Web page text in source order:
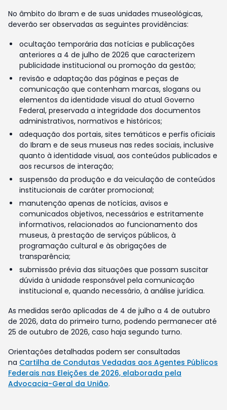
No âmbito do Ibram e de suas unidades museológicas,
deverão ser observadas as seguintes providências:
ocultação temporária das notícias e publicações
anteriores a 4 de julho de 2026 que caracterizem
publicidade institucional ou promoção da gestão;
revisão e adaptação das páginas e peças de
comunicação que contenham marcas, slogans ou
elementos da identidade visual do atual Governo
Federal, preservada a integridade dos documentos
administrativos, normativos e históricos;
adequação dos portais, sites temáticos e perfis oficiais
do Ibram e de seus museus nas redes sociais, inclusive
quanto à identidade visual, aos conteúdos publicados e
aos recursos de interação;
suspensão da produção e da veiculação de conteúdos
institucionais de caráter promocional;
manutenção apenas de notícias, avisos e
comunicados objetivos, necessários e estritamente
informativos, relacionados ao funcionamento dos
museus, à prestação de serviços públicos, à
programação cultural e às obrigações de
transparência;
submissão prévia das situações que possam suscitar
dúvida à unidade responsável pela comunicação
institucional e, quando necessário, à análise jurídica.
As medidas serão aplicadas de 4 de julho a 4 de outubro
de 2026, data do primeiro turno, podendo permanecer até
25 de outubro de 2026, caso haja segundo turno.
Orientações detalhadas podem ser consultadas
na Cartilha de Condutas Vedadas aos Agentes Públicos
Federais nas Eleições de 2026, elaborada pela
Advocacia-Geral da União.